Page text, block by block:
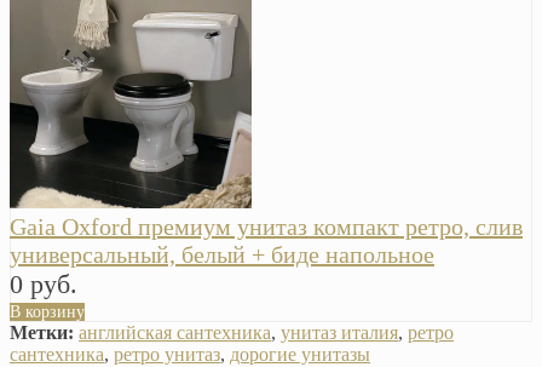
Gaia Oxford премиум унитаз компакт ретро, слив
универсальный, белый + биде напольное
0 руб.
В корзину
Метки: английская сантехника, унитаз италия, ретро
сантехника, ретро унитаз, дорогие унитазы